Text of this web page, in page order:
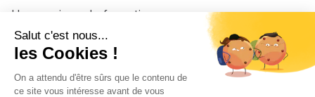
Un organisme de formation
Un conseiller
Une solution pour raccrocher